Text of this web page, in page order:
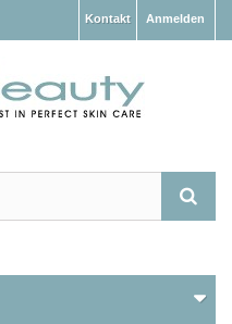
Anmelden
Kontakt